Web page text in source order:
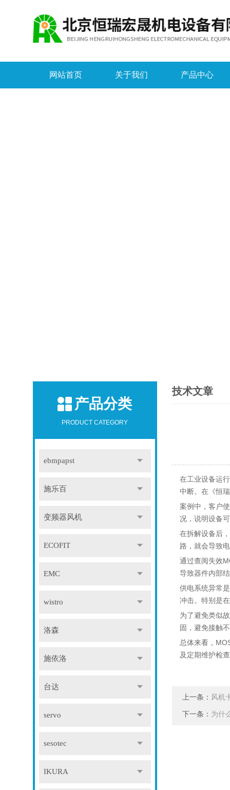
网站首页 关于我们 产品中心
产品分类
PRODUCT CATEGORY
ebmpapst
施乐百
变频器风机
ECOFIT
EMC
wistro
洛森
施依洛
台达
servo
sesotec
IKURA
技术文章
在工业设备运
中断。在《恒
案例中，客户
况，说明设备
在拆解设备后
路，就会导致
通过查阅失效
导致器件内部
供电系统异常
冲击。特别是
为了避免类似
固，避免接触
总体来看，
及定期维护检
上一条： 风机
下一条： 为什